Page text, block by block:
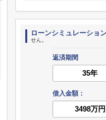
ローンシミュレーショ
せん。
返済期間
借入金額：